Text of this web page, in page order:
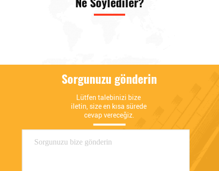
yedek parçaları, Regülatör,
Döner matkap hidrolik pompa
piyasadaki en son geliştirilen
ürünleri ve sıcak satış
ürünlerini sergiledi. parçalar,
Döner motor, Döner motor
yedek parçaları, Regülatör,
Sorgunuzu gönderin
Lütfen talebinizi bize
iletin, size en kısa sürede
cevap vereceğiz.